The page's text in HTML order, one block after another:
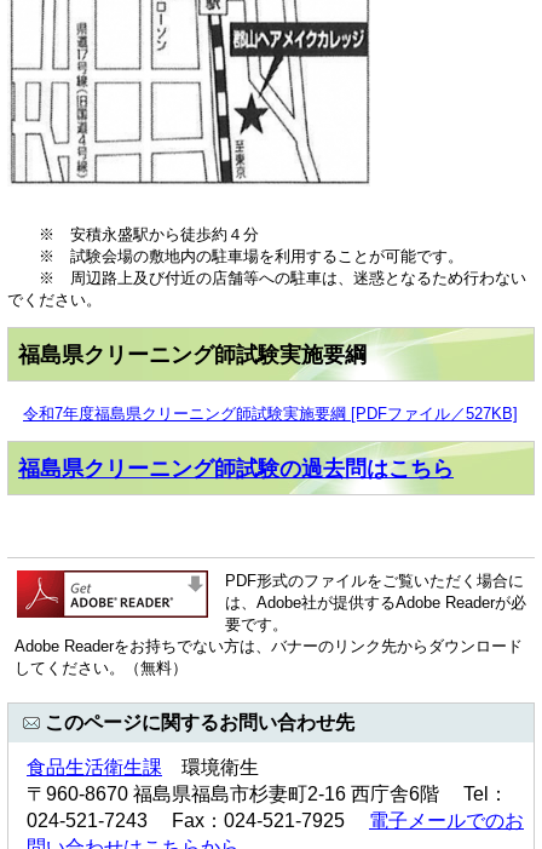
※ 安積永盛駅から徒歩約４分
※ 試験会場の敷地内の駐車場を利用することが可能です。
※ 周辺路上及び付近の店舗等への駐車は、迷惑となるため行わない
でください。
福島県クリーニング師試験実施要綱
令和7年度福島県クリーニング師試験実施要綱 [PDFファイル／527KB]
福島県クリーニング師試験の過去問はこちら
PDF形式のファイルをご覧いただく場合に
は、Adobe社が提供するAdobe Readerが必
要です。
Adobe Readerをお持ちでない方は、バナーのリンク先からダウンロード
してください。（無料）
このページに関するお問い合わせ先
食品生活衛生課 環境衛生
〒960-8670 福島県福島市杉妻町2-16 西庁舎6階 Tel：
024-521-7243 Fax：024-521-7925 電子メールでのお